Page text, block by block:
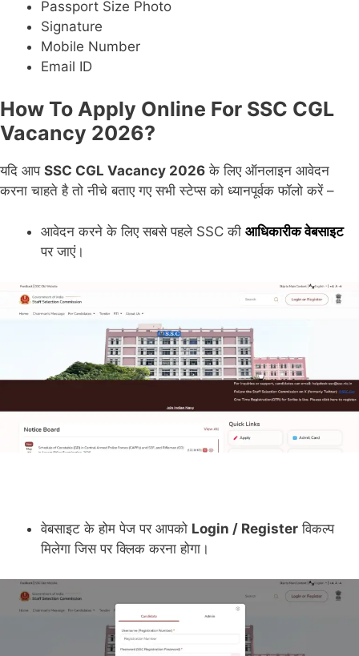
Passport Size Photo
Signature
Mobile Number
Email ID
How To Apply Online For SSC CGL
Vacancy 2026?
यदि आप SSC CGL Vacancy 2026 के लिए ऑनलाइन आवेदन
करना चाहते है तो नीचे बताए गए सभी स्टेप्स को ध्यानपूर्वक फॉलो करें –
आवेदन करने के लिए सबसे पहले SSC की आधिकारीक वेबसाइट
पर जाएं।
वेबसाइट के होम पेज पर आपको Login / Register विकल्प
मिलेगा जिस पर क्लिक करना होगा।